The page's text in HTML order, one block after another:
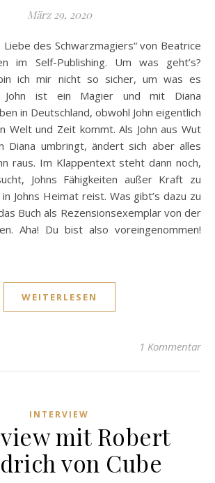
März 29, 2020
des Schwarzmagiers“ von Beatrice
im Self-Publishing. Um was geht’s?
ich mir nicht so sicher, um was es
John ist ein Magier und mit Diana
in Deutschland, obwohl John eigentlich
Welt und Zeit kommt. Als John aus Wut
Diana umbringt, ändert sich aber alles
raus. Im Klappentext steht dann noch,
Johns Fähigkeiten außer Kraft zu
Johns Heimat reist. Was gibt’s dazu zu
Buch als Rezensionsexemplar von der
Aha! Du bist also voreingenommen!
WEITERLESEN
1 Kommentar
INTERVIEW
mit Robert
von Cube